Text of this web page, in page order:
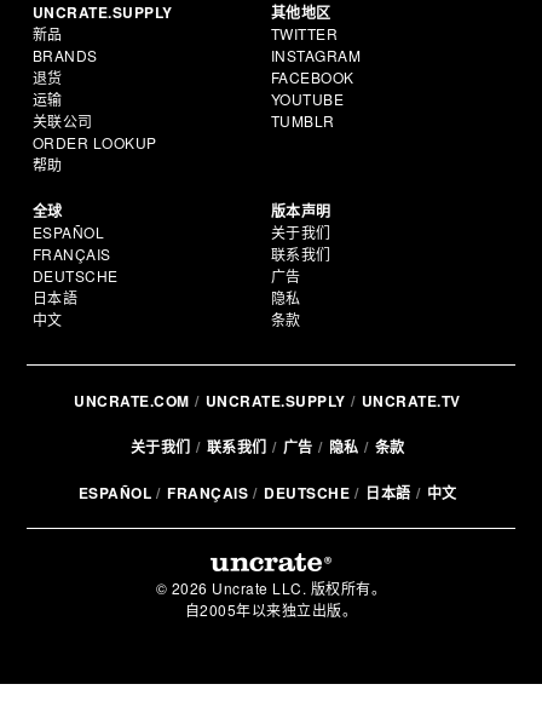
UNCRATE.SUPPLY
新品
BRANDS
退货
运输
关联公司
ORDER LOOKUP
帮助
其他地区
TWITTER
INSTAGRAM
FACEBOOK
YOUTUBE
TUMBLR
全球
ESPAÑOL
FRANÇAIS
DEUTSCHE
日本語
中文
版本声明
关于我们
联系我们
广告
隐私
条款
UNCRATE.COM UNCRATE.SUPPLY UNCRATE.TV
关于我们 联系我们 广告 隐私 条款
ESPAÑOL FRANÇAIS DEUTSCHE 日本語 中文
© 2026 Uncrate LLC. 版权所有。
自2005年以来独立出版。